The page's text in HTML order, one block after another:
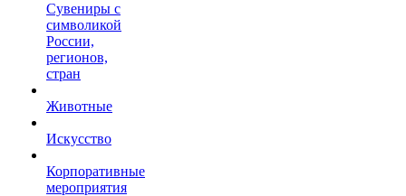
Сувениры с
символикой
России,
регионов,
стран
Животные
Искусство
Корпоративные
мероприятия